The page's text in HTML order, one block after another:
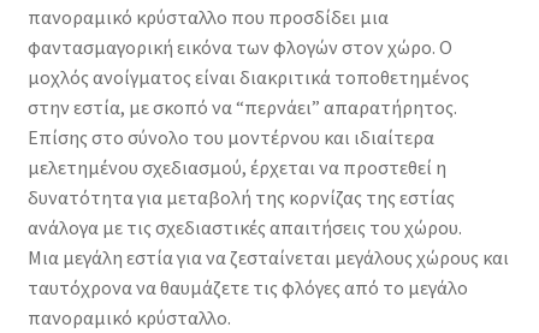
πανοραμικό κρύσταλλο που προσδίδει μια
φαντασμαγορική εικόνα των φλογών στον χώρο. Ο
μοχλός ανοίγματος είναι διακριτικά τοποθετημένος
στην εστία, με σκοπό να “περνάει” απαρατήρητος.
Επίσης στο σύνολο του μοντέρνου και ιδιαίτερα
μελετημένου σχεδιασμού, έρχεται να προστεθεί η
δυνατότητα για μεταβολή της κορνίζας της εστίας
ανάλογα με τις σχεδιαστικές απαιτήσεις του χώρου.
Μια μεγάλη εστία για να ζεσταίνεται μεγάλους χώρους και
ταυτόχρονα να θαυμάζετε τις φλόγες από το μεγάλο
πανοραμικό κρύσταλλο.